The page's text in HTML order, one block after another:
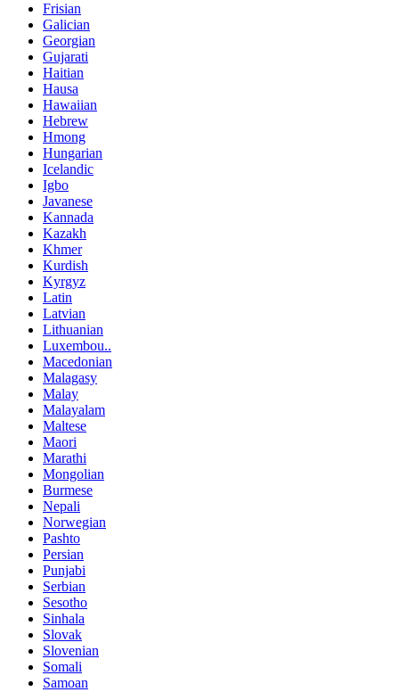
Frisian
Galician
Georgian
Gujarati
Haitian
Hausa
Hawaiian
Hebrew
Hmong
Hungarian
Icelandic
Igbo
Javanese
Kannada
Kazakh
Khmer
Kurdish
Kyrgyz
Latin
Latvian
Lithuanian
Luxembou..
Macedonian
Malagasy
Malay
Malayalam
Maltese
Maori
Marathi
Mongolian
Burmese
Nepali
Norwegian
Pashto
Persian
Punjabi
Serbian
Sesotho
Sinhala
Slovak
Slovenian
Somali
Samoan